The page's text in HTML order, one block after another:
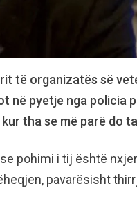
të organizatës së
në pyetje nga policia
tha se më parë do
pohimi i tij është
pavarësisht